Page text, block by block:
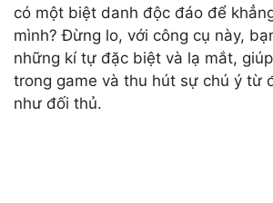
có một biệt danh độc đáo để
mình? Đừng lo, với công cụ này,
những kí tự đặc biệt và lạ mắt,
trong game và thu hút sự chú ý từ
như đối thủ.